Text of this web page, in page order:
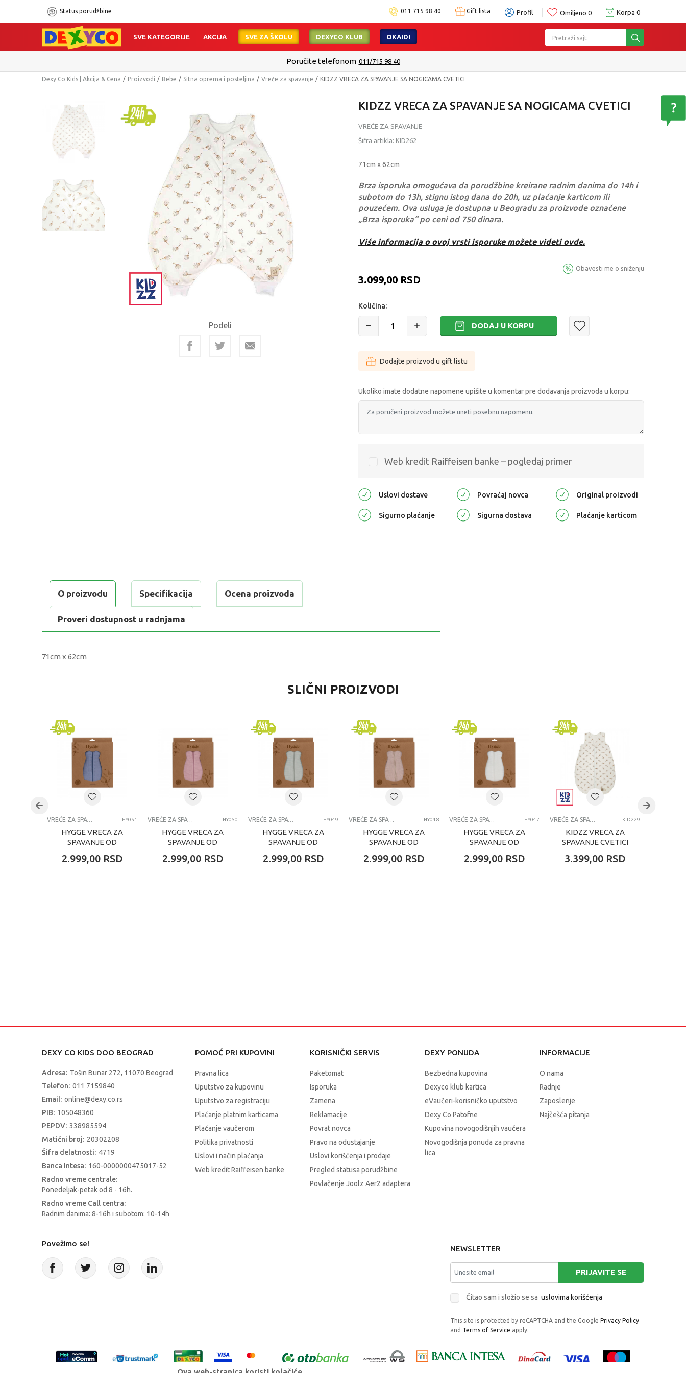
Status porudžbine 011 715 98 40 Gift lista Profil Omiljeno 0 Korpa 0
Pretraži sajt
SVE KATEGORIJE AKCIJA SVE ZA ŠKOLU DEXYCO KLUB OKAIDI
Poručite telefonom 011/715 98 40
Dexy Co Kids | Akcija & Cena Proizvodi Bebe Sitna oprema i posteljina Vreće za spavanje KIDZZ VRECA ZA SPAVANJE SA NOGICAMA CVETICI
Podeli
KIDZZ VRECA ZA SPAVANJE SA NOGICAMA CVETICI
VREĆE ZA SPAVANJE
Šifra artikla: KID262
71cm x 62cm
Brza isporuka omogućava da porudžbine kreirane radnim danima do 14h i
subotom do 13h, stignu istog dana do 20h, uz plaćanje karticom ili
pouzećem. Ova usluga je dostupna u Beogradu za proizvode označene
„Brza isporuka“ po ceni od 750 dinara.
Više informacija o ovoj vrsti isporuke možete videti ovde.
3.099,00 RSD
Obavesti me o sniženju
Količina:
DODAJ U KORPU
Dodajte proizvod u gift listu
Ukoliko imate dodatne napomene upišite u komentar pre dodavanja proizvoda u korpu:
Web kredit Raiffeisen banke – pogledaj primer
Uslovi dostave Povraćaj novca Original proizvodi
Sigurno plaćanje Sigurna dostava Plaćanje karticom
O proizvodu Specifikacija Ocena proizvoda
Proveri dostupnost u radnjama
71cm x 62cm
Vreće za spavanje
Brend Kidzz
Uzrast 0+ meseci
Kategorija VRECA ZA SPAVANJE
SLIČNI PROIZVODI
VREĆE ZA SPAVANJE HY051
HYGGE VRECA ZA
SPAVANJE OD
BLUE
2.999,00 RSD
VREĆE ZA SPAVANJE HY050
HYGGE VRECA ZA
SPAVANJE OD
ROSE
2.999,00 RSD
VREĆE ZA SPAVANJE HY049
HYGGE VRECA ZA
SPAVANJE OD
GREEN
2.999,00 RSD
VREĆE ZA SPAVANJE HY048
HYGGE VRECA ZA
SPAVANJE OD
BEIGE
2.999,00 RSD
VREĆE ZA SPAVANJE HY047
HYGGE VRECA ZA
SPAVANJE OD
ECROU
2.999,00 RSD
VREĆE ZA SPAVANJE KID229
KIDZZ VRECA ZA
SPAVANJE CVETICI
3.399,00 RSD
DEXY CO KIDS DOO BEOGRAD
Adresa: Tošin Bunar 272, 11070 Beograd
Telefon: 011 7159840
Email: online@dexy.co.rs
PIB: 105048360
PEPDV: 338985594
Matični broj: 20302208
Šifra delatnosti: 4719
Banca Intesa: 160-0000000475017-52
Radno vreme centrale:
Ponedeljak-petak od 8 - 16h.
Radno vreme Call centra:
Radnim danima: 8-16h i subotom: 10-14h
POMOĆ PRI KUPOVINI
Pravna lica
Uputstvo za kupovinu
Uputstvo za registraciju
Plaćanje platnim karticama
Plaćanje vaučerom
Politika privatnosti
Uslovi i način plaćanja
Web kredit Raiffeisen banke
KORISNIČKI SERVIS
Paketomat
Isporuka
Zamena
Reklamacije
Povrat novca
Pravo na odustajanje
Uslovi korišćenja i prodaje
Pregled statusa porudžbine
Povlačenje Joolz Aer2 adaptera
DEXY PONUDA
Bezbedna kupovina
Dexyco klub kartica
eVaučeri-korisničko uputstvo
Dexy Co Patofne
Kupovina novogodišnjih vaučera
Novogodišnja ponuda za pravna
lica
INFORMACIJE
O nama
Radnje
Zaposlenje
Najčešća pitanja
Povežimo se!
NEWSLETTER
PRIJAVITE SE
Čitao sam i složio se sa uslovima korišćenja
This site is protected by reCAPTCHA and the Google Privacy Policy
and Terms of Service apply.